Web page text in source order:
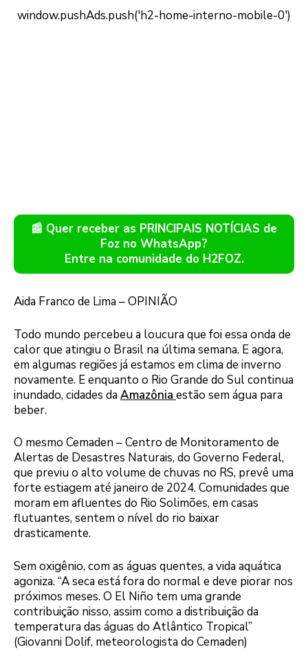
📰 Quer receber as PRINCIPAIS NOTÍCIAS de
Foz no WhatsApp?
Entre na comunidade do H2FOZ.
Aida Franco de Lima – OPINIÃO
Todo mundo percebeu a loucura que foi essa onda de
calor que atingiu o Brasil na última semana. E agora,
em algumas regiões já estamos em clima de inverno
novamente. E enquanto o Rio Grande do Sul continua
inundado, cidades daAmazônia estão sem água para
beber.
O mesmo Cemaden – Centro de Monitoramento de
Alertas de Desastres Naturais, do Governo Federal,
que previu o alto volume de chuvas no RS, prevê uma
forte estiagem até janeiro de 2024. Comunidades que
moram em afluentes do Rio Solimões, em casas
flutuantes, sentem o nível do rio baixar
drasticamente.
Sem oxigênio, com as águas quentes, a vida aquática
agoniza. “A seca está fora do normal e deve piorar nos
próximos meses. O El Niño tem uma grande
contribuição nisso, assim como a distribuição da
temperatura das águas do Atlântico Tropical”
(Giovanni Dolif, meteorologista do Cemaden)